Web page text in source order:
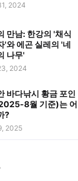
2024
만남: 한강의 '채식
'와 에곤 실레의 '네
나무'
2024
바다낚시 황금 포인
8월 기준)는 어
?
2025